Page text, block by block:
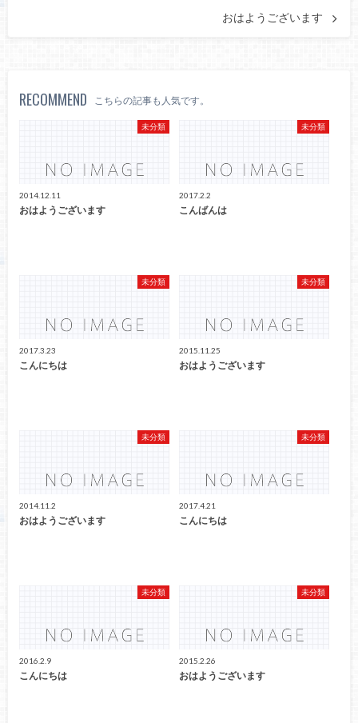
おはようございます
RECOMMEND こちらの記事も人気です。
未分類
2014.12.11
おはようございます
未分類
2017.2.2
こんばんは
未分類
2017.3.23
こんにちは
未分類
2015.11.25
おはようございます
未分類
2014.11.2
おはようございます
未分類
2017.4.21
こんにちは
未分類
2016.2.9
こんにちは
未分類
2015.2.26
おはようございます